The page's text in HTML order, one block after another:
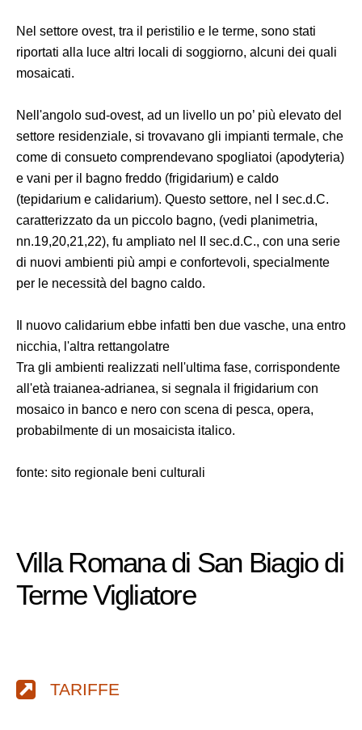
Nel settore ovest, tra il peristilio e le terme, sono stati
riportati alla luce altri locali di soggiorno, alcuni dei quali
mosaicati.
Nell'angolo sud-ovest, ad un livello un po’ più elevato del
settore residenziale, si trovavano gli impianti termale, che
come di consueto comprendevano spogliatoi (apodyteria)
e vani per il bagno freddo (frigidarium) e caldo
(tepidarium e calidarium). Questo settore, nel I sec.d.C.
caratterizzato da un piccolo bagno, (vedi planimetria,
nn.19,20,21,22), fu ampliato nel II sec.d.C., con una serie
di nuovi ambienti più ampi e confortevoli, specialmente
per le necessità del bagno caldo.
Il nuovo calidarium ebbe infatti ben due vasche, una entro
nicchia, l'altra rettangolatre
Tra gli ambienti realizzati nell'ultima fase, corrispondente
all'età traianea-adrianea, si segnala il frigidarium con
mosaico in banco e nero con scena di pesca, opera,
probabilmente di un mosaicista italico.
fonte: sito regionale beni culturali
Villa Romana di San Biagio di
Terme Vigliatore
TARIFFE